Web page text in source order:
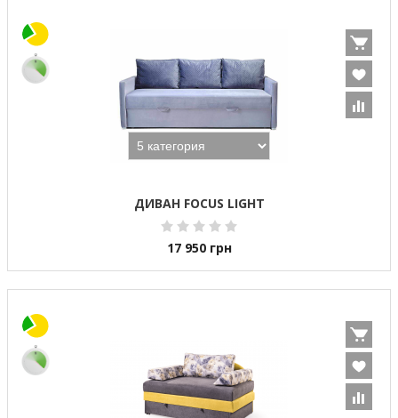
ДИВАН FOCUS LIGHT
17 950 грн